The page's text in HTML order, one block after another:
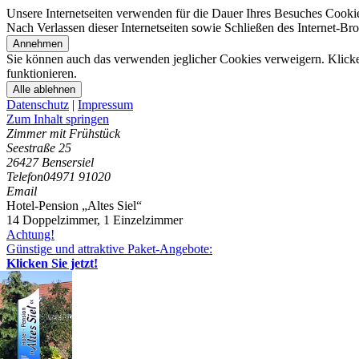
Unsere Internetseiten verwenden für die Dauer Ihres Besuches
Nach Verlassen dieser Internetseiten sowie Schließen des Internet-
Annehmen
Sie können auch das verwenden jeglicher Cookies verweigern.
funktionieren.
Alle ablehnen
Datenschutz | Impressum
Zum Inhalt springen
Zimmer mit Frühstück
Seestraße 25
26427 Bensersiel
Telefon04971 91020
Email
Hotel-Pension „Altes Siel“
14 Doppelzimmer, 1 Einzelzimmer
Achtung!
Günstige und attraktive Paket-Angebote:
Klicken Sie jetzt!